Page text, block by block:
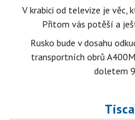
V krabici od televize je věc,
Přitom vás potěší a
Rusko bude v dosahu
transportních obrů
doletem